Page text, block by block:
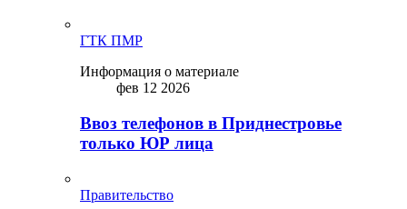
ГТК ПМР
Информация о материале
фев 12 2026
Ввоз телефонов в Приднестровье
только ЮР лица
Правительство